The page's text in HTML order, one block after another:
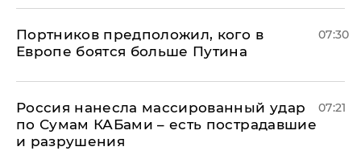
Портников предположил, кого в
Европе боятся больше Путина
07:30
Россия нанесла массированный удар
по Сумам КАБами – есть пострадавшие
и разрушения
07:21